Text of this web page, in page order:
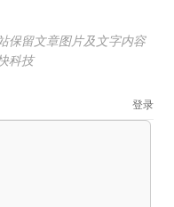
保留文章图片及文字内容
科技
登录